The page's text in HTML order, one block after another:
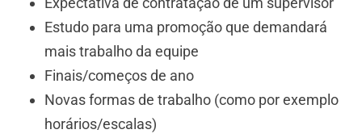
Estudo para uma promoção que demandará
mais trabalho da equipe
Finais/começos de ano
Novas formas de trabalho (como por exemplo
horários/escalas)